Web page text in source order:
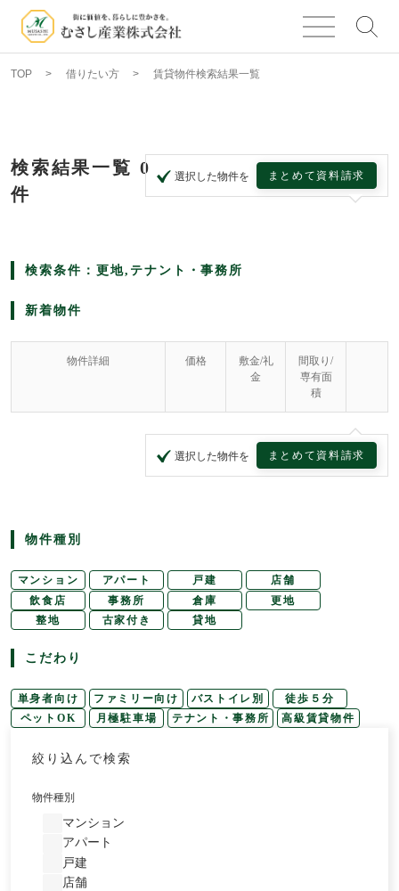
TOP 借りたい方 賃貸物件検索結果一覧
検索結果一覧 0
件
選択した物件を まとめて資料請求
検索条件：更地,テナント・事務所
新着物件
物件詳細 価格
敷金/礼
金
間取り/
専有面
積
選択した物件を まとめて資料請求
物件種別
マンション アパート 戸建
店舗
飲食店
事務所 倉庫
更地
整地
古家付き 貸地
こだわり
単身者向け ファミリー向け バストイレ別
徒歩５分
ペットOK
月極駐車場 テナント・事務所 高級賃貸物件
絞り込んで検索
物件種別
マンション
アパート
戸建
店舗